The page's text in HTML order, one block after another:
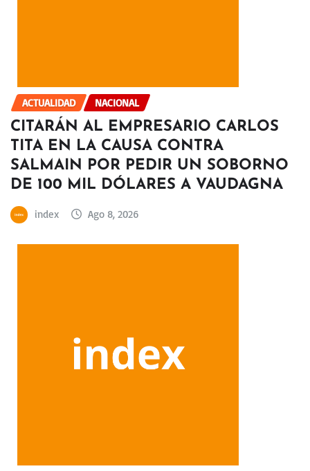
ACTUALIDAD NACIONAL
CITARÁN AL EMPRESARIO CARLOS
TITA EN LA CAUSA CONTRA
SALMAIN POR PEDIR UN SOBORNO
DE 100 MIL DÓLARES A VAUDAGNA
index Ago 8, 2026